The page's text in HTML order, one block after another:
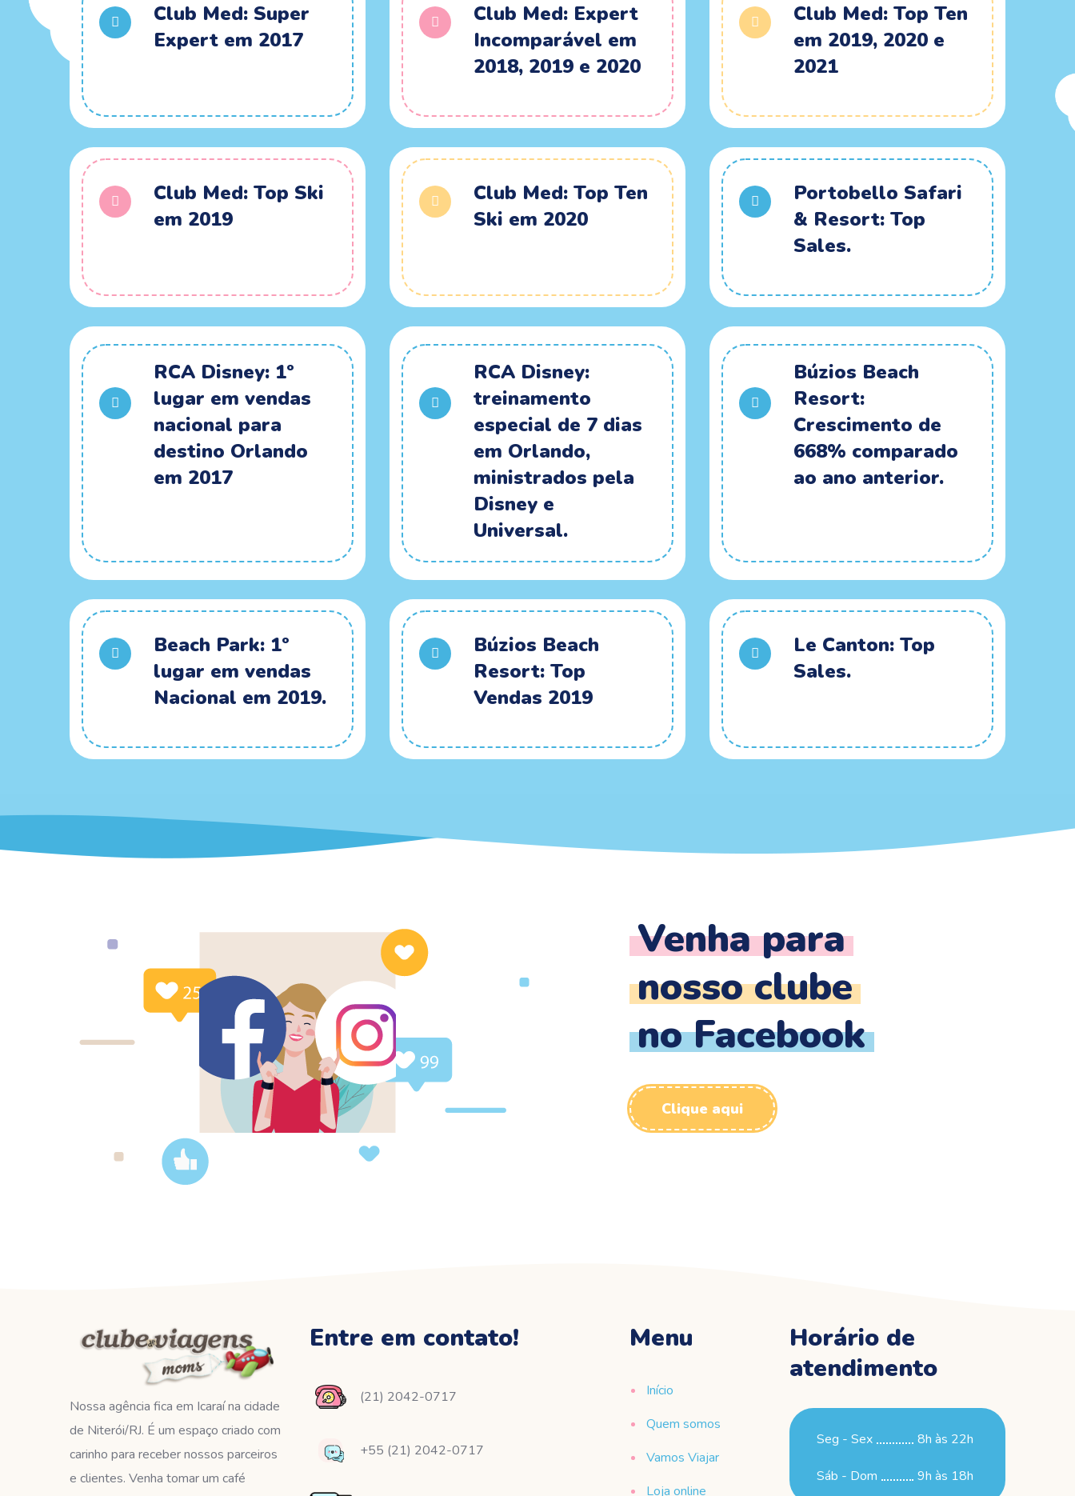
Club Med: Super
Expert em 2017
Club Med: Expert
Incomparável em
2018, 2019 e 2020
Club Med: Top Ten
em 2019, 2020 e
2021
Club Med: Top Ski
em 2019
Club Med: Top Ten
Ski em 2020
Portobello Safari
& Resort: Top
Sales.
RCA Disney: 1º
lugar em vendas
nacional para
destino Orlando
em 2017
RCA Disney:
treinamento
especial de 7 dias
em Orlando,
ministrados pela
Disney e
Universal.
Búzios Beach
Resort:
Crescimento de
668% comparado
ao ano anterior.
Beach Park: 1º
lugar em vendas
Nacional em 2019.
Búzios Beach
Resort: Top
Vendas 2019
Le Canton: Top
Sales.
Venha para
nosso clube
no Facebook
Clique aqui
Nossa agência fica em Icaraí na cidade
de Niterói/RJ. É um espaço criado com
carinho para receber nossos parceiros
e clientes. Venha tomar um café
Entre em contato!
(21) 2042-0717
+55 (21) 2042-0717
Menu
Início
Quem somos
Vamos Viajar
Loja online
Horário de
atendimento
Seg - Sex 8h às 22h
Sáb - Dom 9h às 18h